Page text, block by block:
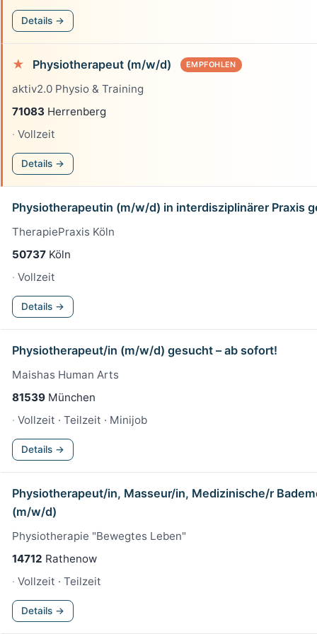
Details →
★ Physiotherapeut (m/w/d) EMPFOHLEN
aktiv2.0 Physio & Training
71083 Herrenberg
Vollzeit
Details →
Physiotherapeutin (m/w/d) in interdisziplinärer Praxis
TherapiePraxis Köln
50737 Köln
Vollzeit
Details →
Physiotherapeut/in (m/w/d) gesucht – ab sofort!
Maishas Human Arts
81539 München
Vollzeit · Teilzeit · Minijob
Details →
Physiotherapeut/in, Masseur/in, Medizinische/r
(m/w/d)
Physiotherapie "Bewegtes Leben"
14712 Rathenow
Vollzeit · Teilzeit
Details →